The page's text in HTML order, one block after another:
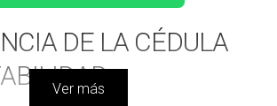
DE LA CÉDULA
Ver más